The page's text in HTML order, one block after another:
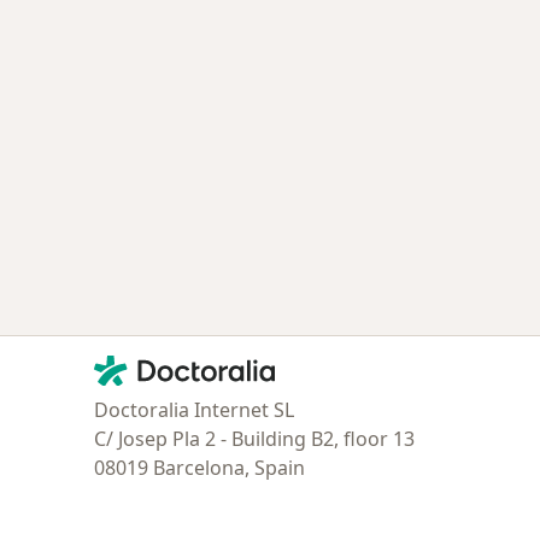
Contacto
Doctoralia - Página de inicio
Doctoralia Internet SL
C/ Josep Pla 2 - Building B2, floor 13
08019 Barcelona, Spain